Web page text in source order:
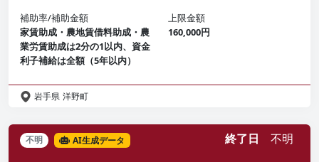
補助率/補助金額
家賃助成・農地賃借料助成・農
業労賃助成は2分の1以内、資金
利子補給は全額（5年以内）
上限金額
160,000円
岩手県 洋野町
不明 AI生成データ 終了日 不明